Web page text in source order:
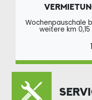
Wochenpauschale
weitere km